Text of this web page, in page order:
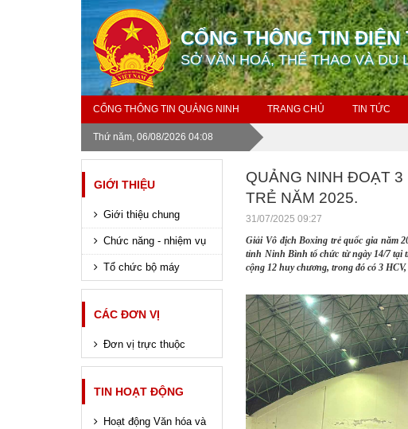
CỔNG THÔNG TIN ĐIỆN
SỞ VĂN HOÁ, THỂ THAO VÀ DU
CỔNG THÔNG TIN QUẢNG NINH TRANG CHỦ TIN TỨC
Thứ năm, 06/08/2026 04:08
GIỚI THIỆU
Giới thiệu chung
Chức năng - nhiệm vụ
Tổ chức bộ máy
CÁC ĐƠN VỊ
Đơn vị trực thuộc
TIN HOẠT ĐỘNG
Hoạt động Văn hóa và
QUẢNG NINH ĐOẠT
TRẺ NĂM 2025.
31/07/2025 09:27
Giải Vô địch Boxing trẻ quốc gia năm
tỉnh Ninh Bình tổ chức từ ngày 14/7 tại
cộng 12 huy chương, trong đó có 3